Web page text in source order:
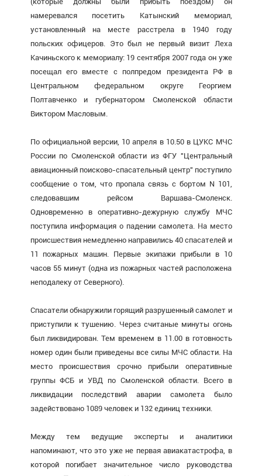
намеревался посетить Катынский мемориал,
установленный на месте расстрела в 1940 году
польских офицеров. Это был не первый визит Леха
Качиньского к мемориалу: 19 сентября 2007 года он уже
посещал его вместе с полпредом президента РФ в
Центральном федеральном округе Георгием
Полтавченко и губернатором Смоленской области
Виктором Масловым.
По официальной версии, 10 апреля в 10.50 в ЦУКС МЧС
России по Смоленской области из ФГУ "Центральный
авиационный поисково-спасательный центр" поступило
сообщение о том, что пропала связь с бортом N 101,
следовавшим рейсом Варшава-Смоленск.
Одновременно в оперативно-дежурную службу МЧС
поступила информация о падении самолета. На место
происшествия немедленно направились 40 спасателей и
11 пожарных машин. Первые экипажи прибыли в 10
часов 55 минут (одна из пожарных частей расположена
неподалеку от Северного).
Спасатели обнаружили горящий разрушенный самолет и
приступили к тушению. Через считаные минуты огонь
был ликвидирован. Тем временем в 11.00 в готовность
номер один были приведены все силы МЧС области. На
место происшествия срочно прибыли оперативные
группы ФСБ и УВД по Смоленской области. Всего в
ликвидации последствий аварии самолета было
задействовано 1089 человек и 132 единиц техники.
Между тем ведущие эксперты и аналитики
напоминают, что это уже не первая авиакатастрофа, в
которой погибает значительное число руководства